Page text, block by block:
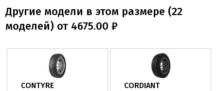
Другие модели в этом размере (22
моделей) от 4675.00 ₽
CONTYRE CORDIANT